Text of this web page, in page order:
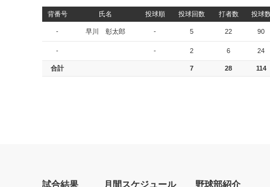
背番号 氏名 投球順 投球回数 打者数 投球
- 早川 彰太郎 - 5 22 90
- - 2 6 24
合計 7 28 114
試合結果 月間スケジュール 野球部紹介